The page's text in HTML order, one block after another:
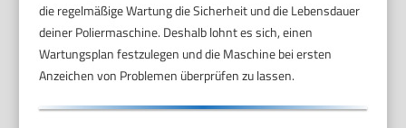
die regelmäßige Wartung die Sicherheit und die Lebensdauer
deiner Poliermaschine. Deshalb lohnt es sich, einen
Wartungsplan festzulegen und die Maschine bei ersten
Anzeichen von Problemen überprüfen zu lassen.